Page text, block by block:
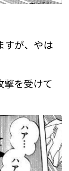
すが、やは
撃を受けて